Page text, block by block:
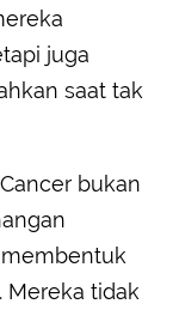
juga
saat tak
bukan
Mereka tidak